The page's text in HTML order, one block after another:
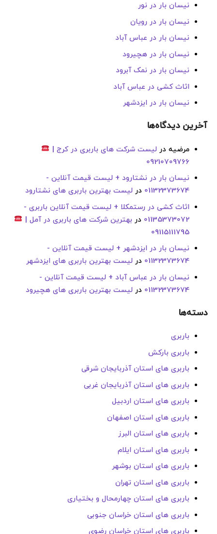
نیسان بار در نور
نیسان بار در رویان
نیسان بار در عباس آباد
نیسان بار در هچیرود
نیسان بار در نمک آبرود
اثاث کشی در عباس آباد
نیسان بار در ایزدشهر
آخرین دیدگاه‌ها
مرضیه درلیست شرکت های باربری در کرج |
09210709766
نیسان بار در نشتارود + لیست قیمت آنلاین -
01132373674 درلیست بهترین باربری های نشتارود
اثاث کشی در رستمکلا + لیست قیمت آنلاین باربری -
01135373072 در بهترین شرکت های باربری در آمل |
09115111795
نیسان بار در ایزدشهر + لیست قیمت آنلاین -
01132373674 درلیست بهترین باربری های ایزدشهر
نیسان بار در عباس آباد + لیست قیمت آنلاین -
01132373674 درلیست بهترین باربری های هچیرود
دسته‌ها
باربری
باربری بارکش
باربری های استان آذربایجان شرقی
باربری های استان آذربایجان غربی
باربری های استان اردبیل
باربری های استان اصفهان
باربری های استان البرز
باربری های استان ایلام
باربری های استان بوشهر
باربری های استان تهران
باربری های استان چهارمحال و بختیاری
باربری های استان خراسان جنوبی
باربری های استان خراسان رضوی